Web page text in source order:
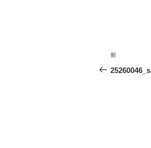
投
稿
前
の
前
25260046_s